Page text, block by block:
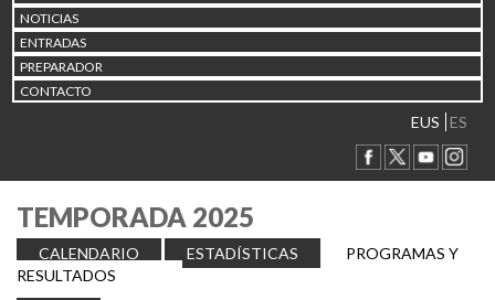
NOTICIAS
ENTRADAS
PREPARADOR
CONTACTO
EUS ES
TEMPORADA 2025
CALENDARIO ESTADÍSTICAS
PROGRAMAS Y
RESULTADOS